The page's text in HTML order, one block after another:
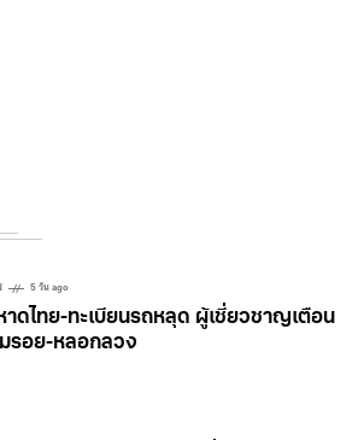
5 วัน ago
ดไทย-ทะเบียนรถหลุด ผู้เชี่ยวชาญเตือน
รอย-หลอกลวง